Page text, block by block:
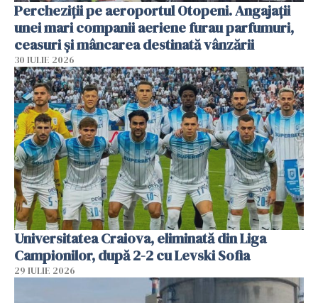
Percheziții pe aeroportul Otopeni. Angajații
unei mari companii aeriene furau parfumuri,
ceasuri și mâncarea destinată vânzării
30 IULIE 2026
Universitatea Craiova, eliminată din Liga
Campionilor, după 2-2 cu Levski Sofia
29 IULIE 2026